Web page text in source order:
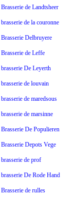
Brasserie de Landtsheer
brasserie de la couronne
Brasserie Delbruyere
Brasserie de Leffe
brasserie De Leyerth
brasserie de louvain
brasserie de maredsous
brasserie de marsinne
Brasserie De Populieren
Brasserie Depots Vege
brasserie de prof
brasserie De Rode Hand
Brasserie de rulles